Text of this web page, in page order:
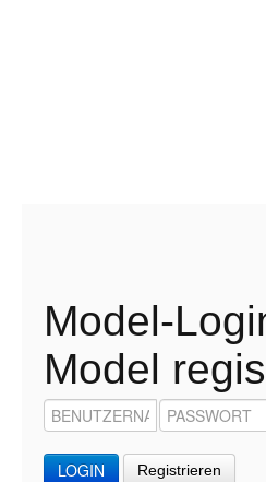
Model-
Model
LOGIN Registrieren